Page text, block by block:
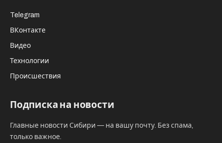
Telegram
ВКонтакте
Видео
Технологии
Происшествия
Подписка на новости
Главные новости Сибири — на вашу почту. Без спама,
только важное.